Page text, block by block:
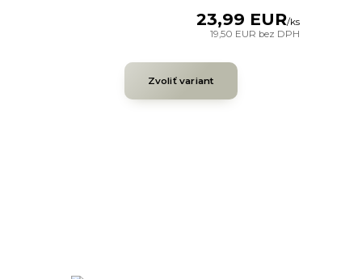
23,99 EUR/ks
19,50 EUR bez DPH
Zvoliť variant